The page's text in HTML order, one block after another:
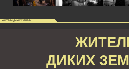
ЖИТЕЛИ ДИКИХ ЗЕМЕЛЬ
ДИКИХ